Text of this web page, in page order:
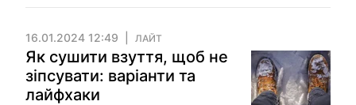
16.01.2024 12:49 ЛАЙТ
Як сушити взуття, щоб не
зіпсувати: варіанти та
лайфхаки